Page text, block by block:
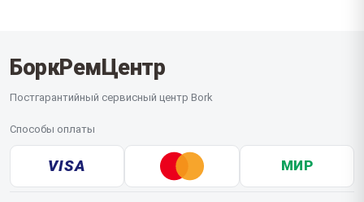
БоркРемЦентр
Постгарантийный сервисный центр Bork
Способы оплаты
VISA МИР